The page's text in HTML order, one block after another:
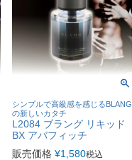
シンプルで高級感を感じるBLANG
の新しいカタチ
L2084 ブラング リキッド
BX アバフィッチ
販売価格 ¥1,580税込